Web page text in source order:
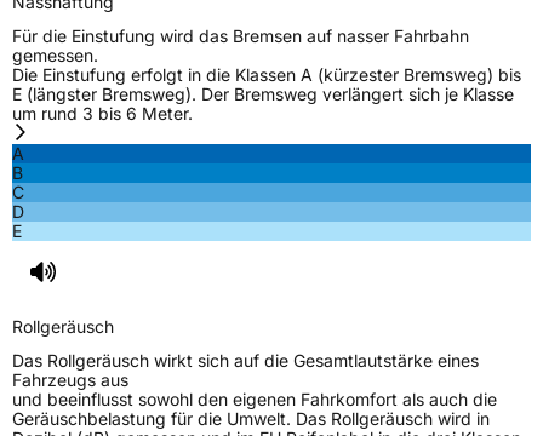
Für die Einstufung wird das Bremsen auf nasser Fahrbahn
gemessen.
Die Einstufung erfolgt in die Klassen A (kürzester Bremsweg) bis
E (längster Bremsweg). Der Bremsweg verlängert sich je Klasse
um rund 3 bis 6 Meter.
A
B
C
D
E
Rollgeräusch
Das Rollgeräusch wirkt sich auf die Gesamtlautstärke eines
Fahrzeugs aus
und beeinflusst sowohl den eigenen Fahrkomfort als auch die
Geräuschbelastung für die Umwelt. Das Rollgeräusch wird in